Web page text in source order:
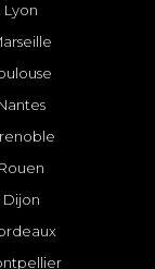
Lyon
Rouen
Dijon